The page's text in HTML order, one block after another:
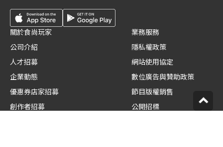
關於食尚玩家
公司介紹
人才招募
企業動態
優惠券店家招募
創作者招募
業務服務
隱私權政策
網站使用協定
數位廣告與贊助政策
節目版權銷售
公開招標